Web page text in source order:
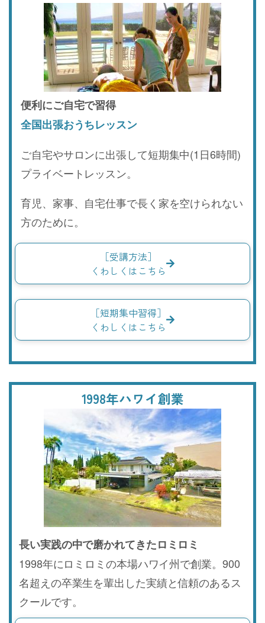
便利にご自宅で習得
全国出張おうちレッスン
ご自宅やサロンに出張して短期集中(1日6時間)
プライベートレッスン。
育児、家事、自宅仕事で長く家を空けられない
方のために。
［受講方法］
くわしくはこちら
［短期集中習得］
くわしくはこちら
1998年ハワイ創業
長い実践の中で磨かれてきたロミロミ
1998年にロミロミの本場ハワイ州で創業。900
名超えの卒業生を輩出した実績と信頼のあるス
クールです。